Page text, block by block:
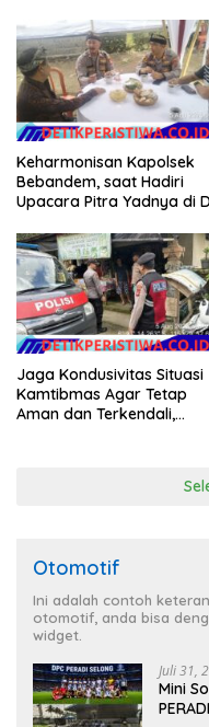
Keharmonisan Kapolsek
Bebandem, saat Hadiri
Upacara Pitra Yadnya di
Jaga Kondusivitas Situasi
Kamtibmas Agar Tetap
Aman dan Terkendali,
Otomotif
Ini adalah contoh
otomotif, anda bisa
widget.
Juli 31,
Mini